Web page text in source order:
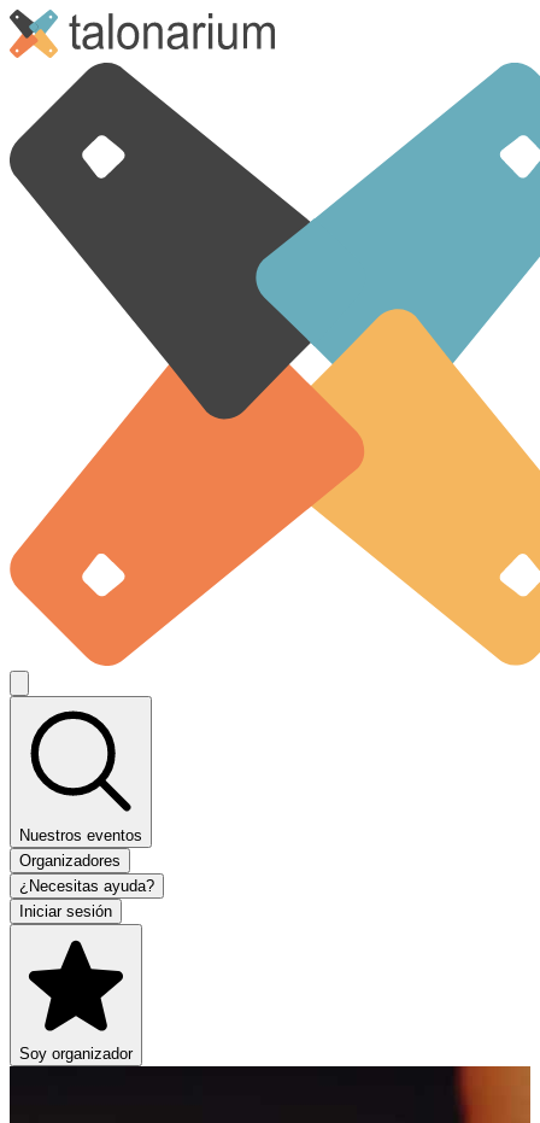
Nuestros eventos
Organizadores
¿Necesitas ayuda?
Iniciar sesión
Soy organizador